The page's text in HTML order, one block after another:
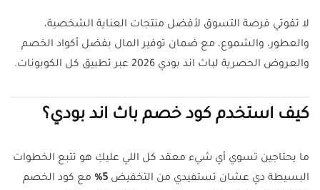
لا تفوتي فرصة التسوق لأفضل منتجات العناية الشخصية،
والعطور، والشموع، مع ضمان توفير المال بفضل أكواد الخصم
والعروض الحصرية لباث اند بودي 2026 عبر تطبيق كل الكوبونات.
كيف استخدم كود خصم باث اند بودي؟
ما يحتاجين تسوي أي شيء معقد كل اللي عليكِ هو تتبع الخطوات
البسيطة دي عشان تستفيدي من التخفيض 5%
مع كود الخصم